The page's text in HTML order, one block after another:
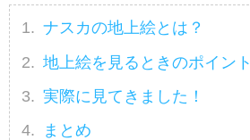
ナスカの地上絵とは？
地上絵を見るときのポイント
実際に見てきました！
まとめ